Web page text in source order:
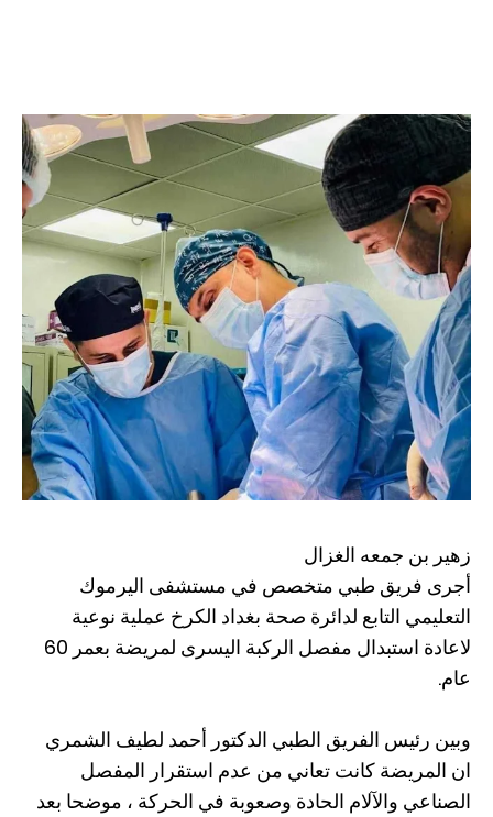
زهير بن جمعه الغزال
أجرى فريق طبي متخصص في مستشفى اليرموك
التعليمي التابع لدائرة صحة بغداد الكرخ عملية نوعية
لاعادة استبدال مفصل الركبة اليسرى لمريضة بعمر 60
عام.
وبين رئيس الفريق الطبي الدكتور أحمد لطيف الشمري
ان المريضة كانت تعاني من عدم استقرار المفصل
الصناعي والآلام الحادة وصعوبة في الحركة ، موضحا بعد